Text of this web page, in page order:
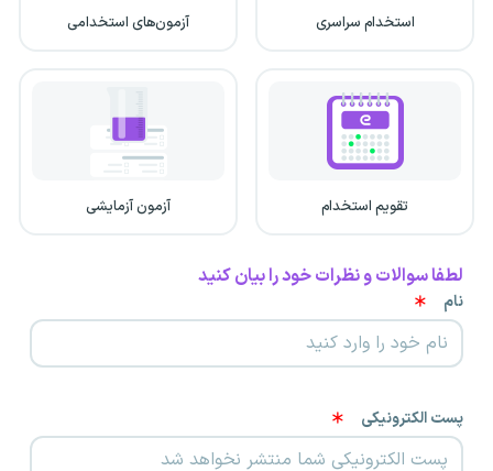
استخدام سراسری آزمون‌های استخدامی
تقویم استخدام آزمون آزمایشی
لطفا سوالات و نظرات خود را بیان کنید
نام
پست الکترونیکی